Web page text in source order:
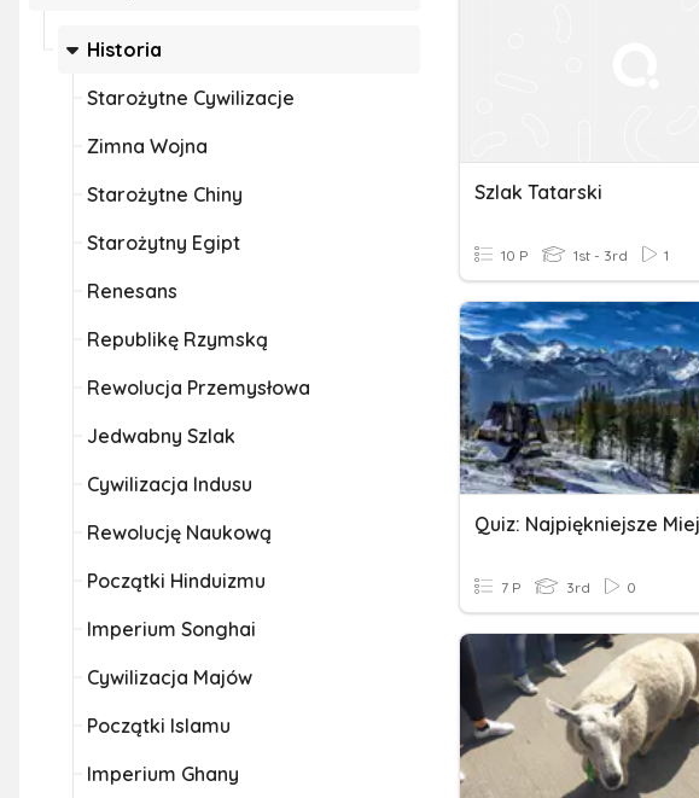
Historia
Starożytne Cywilizacje
Zimna Wojna
Starożytne Chiny
Starożytny Egipt
Renesans
Republikę Rzymską
Rewolucja Przemysłowa
Jedwabny Szlak
Cywilizacja Indusu
Rewolucję Naukową
Początki Hinduizmu
Imperium Songhai
Cywilizacja Majów
Początki Islamu
Imperium Ghany
Szlak Tatarski
10 P 1st - 3rd 1
7 P 3rd 0